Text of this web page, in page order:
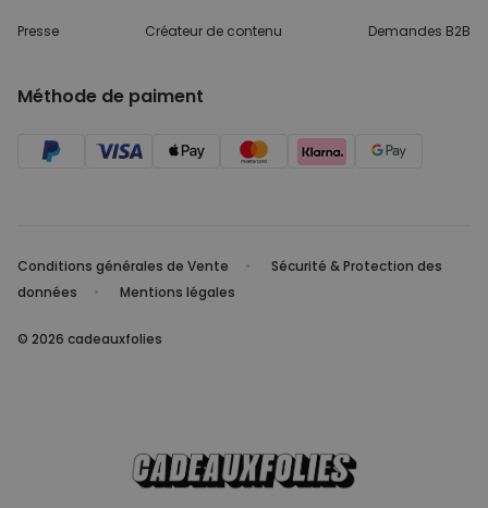
Presse Créateur de contenu Demandes B2B
Méthode de paiment
Conditions générales de Vente
Sécurité & Protection des
données
Mentions légales
© 2026 cadeauxfolies